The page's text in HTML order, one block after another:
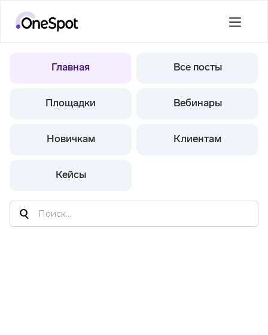
Главная Все посты
Площадки Вебинары
Новичкам Клиентам
Кейсы